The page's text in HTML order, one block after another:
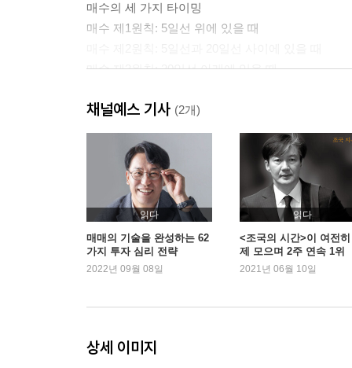
매수의 세 가지 타이밍
매수 제1원칙: 5일선 위에 있을 때
매수 제3원칙: 20일선 아래에 있을 때
매도 제1원칙: 5일선 위에 있을 때
매도 제2원칙: 5일선과 20일선 사이에 있을 때
매수 및 매도 타이밍의 장중 시그널
장중 시그널: ①번 유형
장중 시그널: ②번 유형
장중 시그널: ③번 유형
장중 시그널: ④번 유형
2장 매매 타이밍 판단에 핵심적인 여섯 가지 개념
가격의 의미와 활용 방법
채널예스 기사 (2개)
읽다
매매의 기술을 완성하는 62
가지 투자 심리 전략
2022년 09월 08일
읽다
<조국의 시간>이 여전
제 모으며 2주 연속 1위
2021년 06월 10일
상세 이미지